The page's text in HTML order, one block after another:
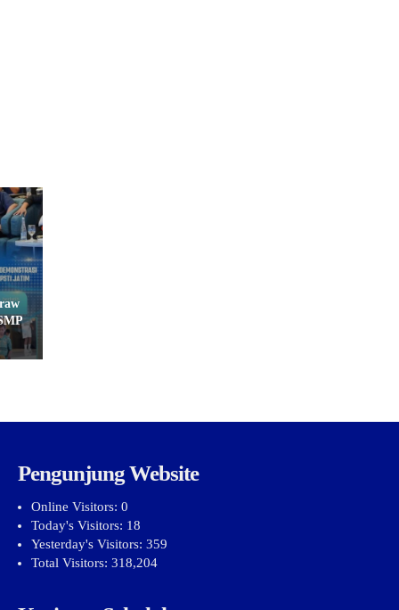
Pengunjung Website
Online Visitors: 0
Today's Visitors: 18
Yesterday's Visitors: 359
Total Visitors: 318,204